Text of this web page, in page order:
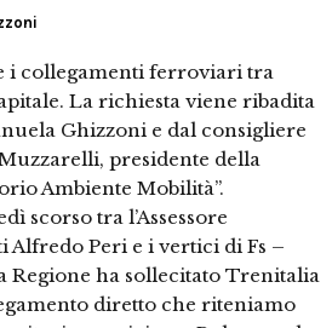
i collegamenti ferroviari tra
La richiesta viene ribadita
Ghizzoni e dal consigliere
presidente della
Ambiente Mobilità”.
scorso tra l’Assessore
Alfredo Peri e i vertici di Fs –
Regione ha sollecitato Trenitalia
diretto che riteniamo